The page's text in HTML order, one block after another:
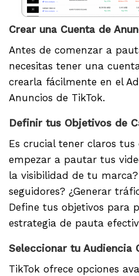
Crear una Cuenta de
Antes de comenzar a
necesitas tener una
crearla fácilmente en el
Anuncios de TikTok.
Definir tus Objetivos de
Es crucial tener claros tus
empezar a pautar tus
la visibilidad de tu
seguidores? ¿Generar
Define tus objetivos para
estrategia de pauta
Seleccionar tu Audiencia
TikTok ofrece opciones